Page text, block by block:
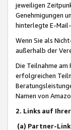
jeweiligen
Genehmigungen
hinterlegte E-
Wenn Sie als
außerhalb der
Die Teilnahme
erfolgreichen
Namen von
2. Links auf
(a) Partner-